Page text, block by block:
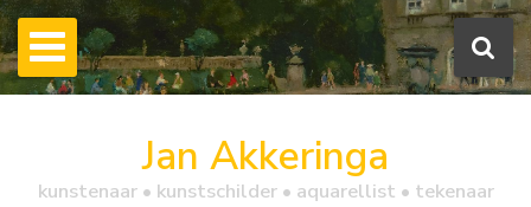
Jan Akkeringa
kunstenaar • kunstschilder • aquarellist • tekenaar